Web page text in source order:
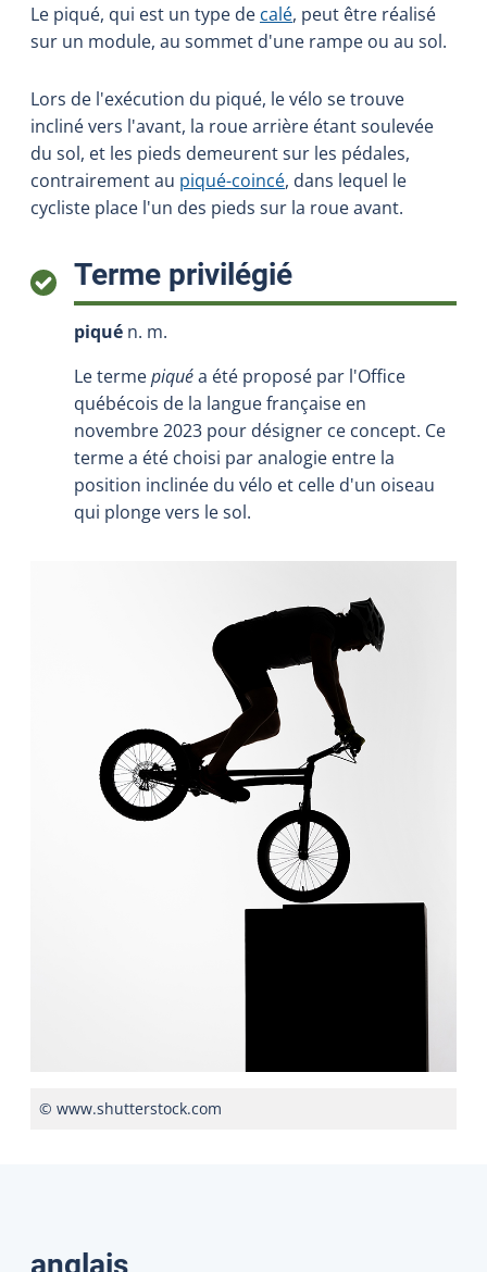
Le piqué, qui est un type de calé, peut être réalisé
sur un module, au sommet d'une rampe ou au sol.
Lors de l'exécution du piqué, le vélo se trouve
incliné vers l'avant, la roue arrière étant soulevée
du sol, et les pieds demeurent sur les pédales,
contrairement au piqué-coincé, dans lequel le
cycliste place l'un des pieds sur la roue avant.
Terme privilégié:
piqué n. m.
Le termepiquéa été proposé par l'Office
québécois de la langue française en
novembre 2023 pour désigner ce concept. Ce
terme a été choisi par analogie entre la
position inclinée du vélo et celle d'un oiseau
qui plonge vers le sol.
© www.shutterstock.com
Traductions
anglais